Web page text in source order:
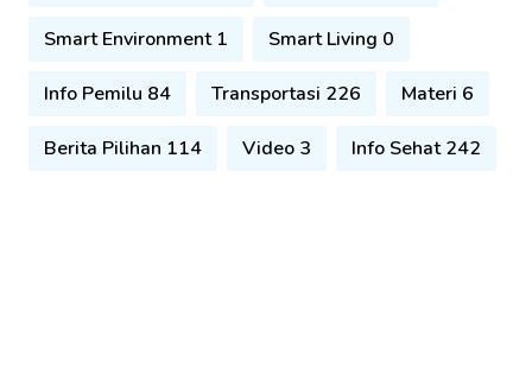
Smart Environment 1 Smart Living 0
Info Pemilu 84 Transportasi 226 Materi 6
Berita Pilihan 114 Video 3 Info Sehat 242